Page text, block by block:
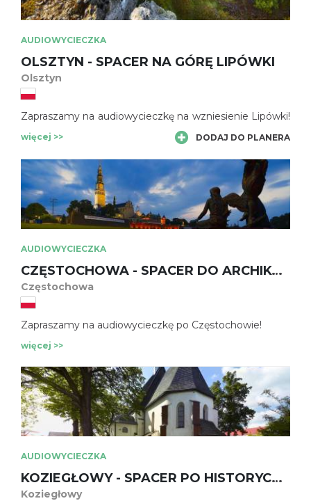
AUDIOWYCIECZKA
OLSZTYN - SPACER NA GÓRĘ LIPÓWKI
Olsztyn
Zapraszamy na audiowycieczkę na wzniesienie Lipówki!
więcej >> DODAJ DO PLANERA
AUDIOWYCIECZKA
CZĘSTOCHOWA - SPACER DO ARCHIKATEDRY
Częstochowa
Zapraszamy na audiowycieczkę po Częstochowie!
więcej >>
AUDIOWYCIECZKA
KOZIEGŁOWY - SPACER PO HISTORYCZNYM CENTRUM MIASTA
Koziegłowy